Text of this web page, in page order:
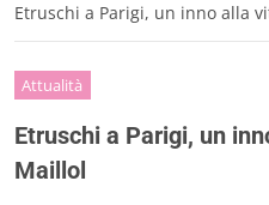
Etruschi a Parigi, un inno alla
Attualità
Etruschi a Parigi, un
Maillol